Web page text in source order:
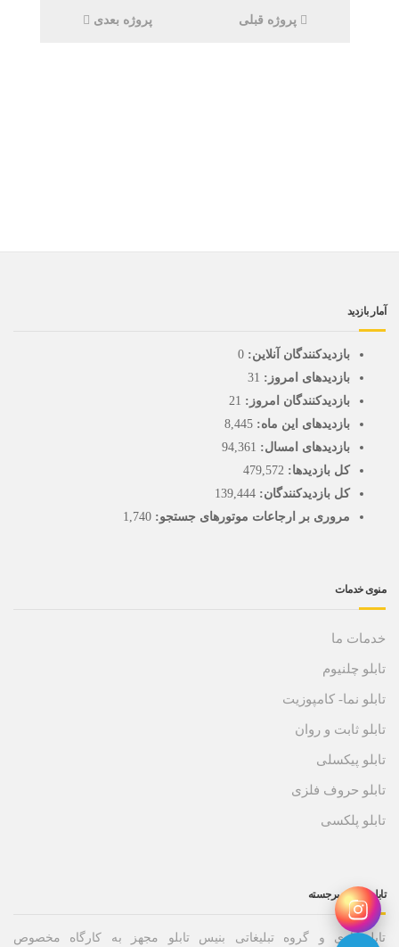
پروژه قبلی پروژه بعدی
آمار بازدید
بازدیدکنندگان آنلاین: 0
بازدیدهای امروز: 31
بازدیدکنندگان امروز: 21
بازدیدهای این ماه: 8,445
بازدیدهای امسال: 94,361
کل بازدیدها: 479,572
کل بازدیدکنند‌گان: 139,444
مروری بر ارجاعات موتورهای جستجو: 1,740
منوی خدمات
خدمات ما
تابلو چلنیوم
تابلو نما- کامپوزیت
تابلو ثابت و روان
تابلو پیکسلی
تابلو حروف فلزی
تابلو پلکسی
تابلو حروف برجسته
تابلوسازی و گروه تبلیغاتی بنیس تابلو مجهز به کارگاه مخصوص